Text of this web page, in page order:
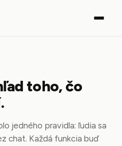
toho, čo
jedného pravidla: ľudia sa
chat. Každá funkcia buď